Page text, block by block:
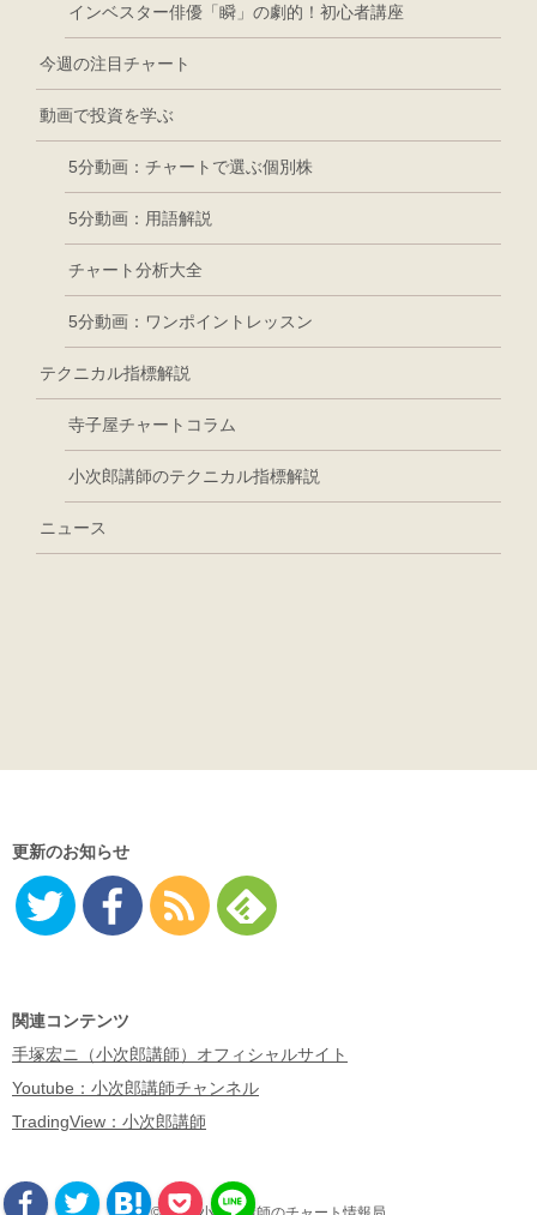
インベスター俳優「瞬」の劇的！初心者講座
今週の注目チャート
動画で投資を学ぶ
5分動画：チャートで選ぶ個別株
5分動画：用語解説
チャート分析大全
5分動画：ワンポイントレッスン
テクニカル指標解説
寺子屋チャートコラム
小次郎講師のテクニカル指標解説
ニュース
更新のお知らせ
関連コンテンツ
手塚宏ニ（小次郎講師）オフィシャルサイト
Youtube：小次郎講師チャンネル
TradingView：小次郎講師